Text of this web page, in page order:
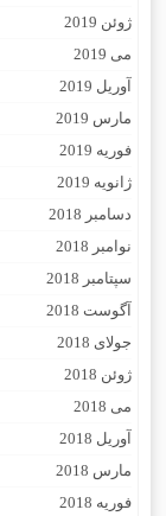
ژوئن 2019
می 2019
آوریل 2019
مارس 2019
فوریه 2019
ژانویه 2019
دسامبر 2018
نوامبر 2018
سپتامبر 2018
آگوست 2018
جولای 2018
ژوئن 2018
می 2018
آوریل 2018
مارس 2018
فوریه 2018